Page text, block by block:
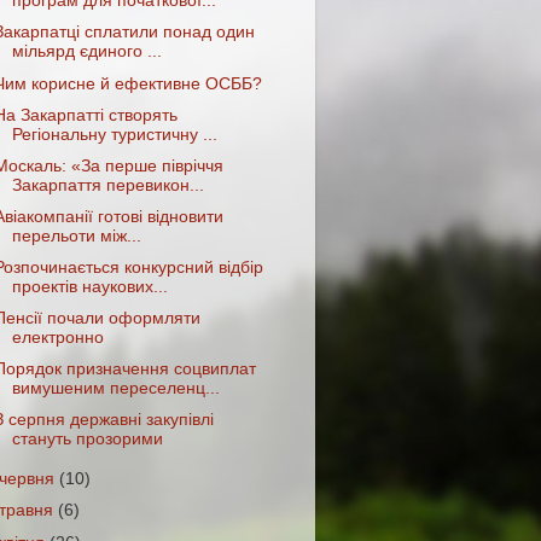
сплатили понад один
мільярд єдиного ...
корисне й ефективне ОСББ?
Закарпатті створять
Регіональну туристичну ...
«За перше півріччя
Закарпаття перевикон...
готові відновити
перельоти між...
конкурсний відбір
проектів наукових...
почали оформляти
електронно
призначення соцвиплат
вимушеним переселенц...
серпня державні закупівлі
стануть прозорими
червня (10)
травня (6)